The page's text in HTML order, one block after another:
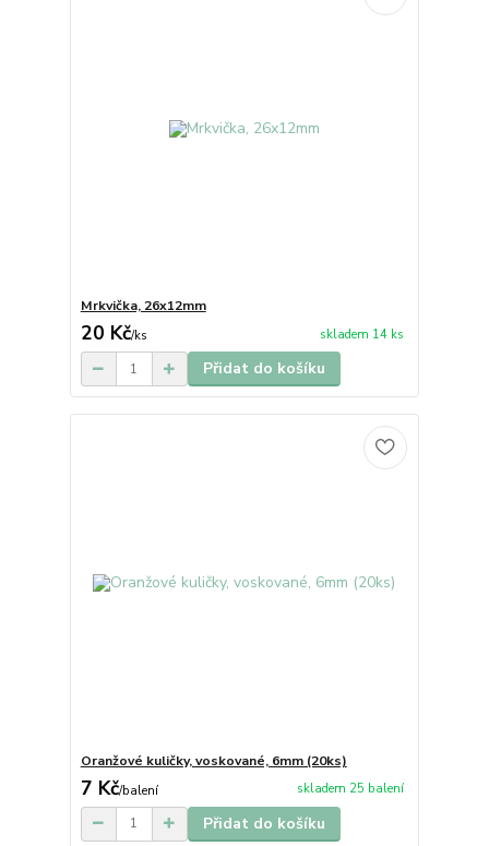
Mrkvička, 26x12mm
20 Kč/ks skladem 14 ks
Přidat do košíku
Oranžové kuličky, voskované, 6mm (20ks)
7 Kč/balení skladem 25 balení
Přidat do košíku